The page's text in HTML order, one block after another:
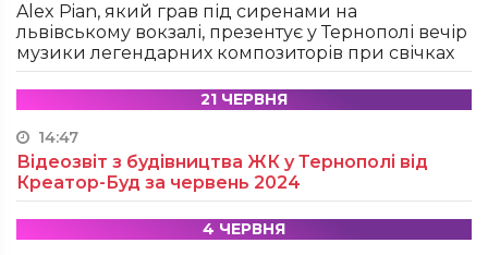
Alex Pian, який грав під сиренами на
львівському вокзалі, презентує у Тернополі вечір
музики легендарних композиторів при свічках
21 ЧЕРВНЯ
14:47
Відеозвіт з будівництва ЖК у Тернополі від
Креатор-Буд за червень 2024
4 ЧЕРВНЯ